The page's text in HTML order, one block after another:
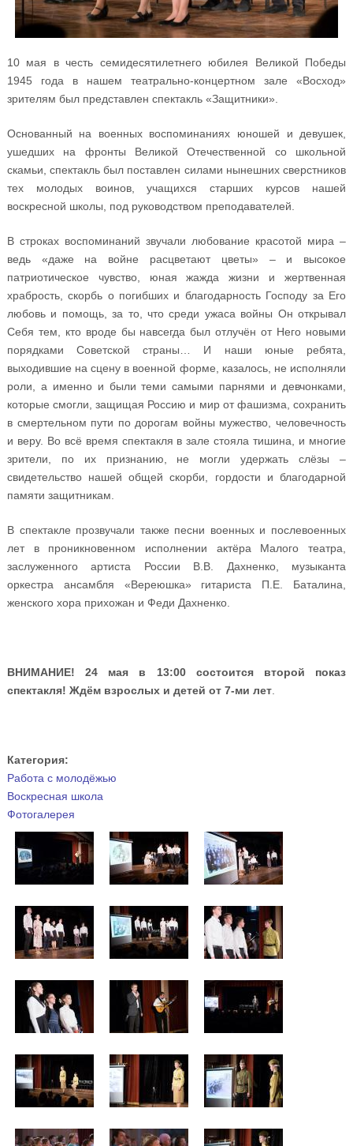
10 мая в честь семидесятилетнего юбилея Великой Победы
1945 года в нашем театрально-концертном зале «Восход»
зрителям был представлен спектакль «Защитники».
Основанный на военных воспоминаниях юношей и девушек,
ушедших на фронты Великой Отечественной со школьной
скамьи, спектакль был поставлен силами нынешних сверстников
тех молодых воинов, учащихся старших курсов нашей
воскресной школы, под руководством преподавателей.
В строках воспоминаний звучали любование красотой мира –
ведь «даже на войне расцветают цветы» – и высокое
патриотическое чувство, юная жажда жизни и жертвенная
храбрость, скорбь о погибших и благодарность Господу за Его
любовь и помощь, за то, что среди ужаса войны Он открывал
Себя тем, кто вроде бы навсегда был отлучён от Него новыми
порядками Советской страны… И наши юные ребята,
выходившие на сцену в военной форме, казалось, не исполняли
роли, а именно и были теми самыми парнями и девчонками,
которые смогли, защищая Россию и мир от фашизма, сохранить
в смертельном пути по дорогам войны мужество, человечность
и веру. Во всё время спектакля в зале стояла тишина, и многие
зрители, по их признанию, не могли удержать слёзы –
свидетельство нашей общей скорби, гордости и благодарной
памяти защитникам.
В спектакле прозвучали также песни военных и послевоенных
лет в проникновенном исполнении актёра Малого театра,
заслуженного артиста России В.В. Дахненко, музыканта
оркестра ансамбля «Вереюшка» гитариста П.Е. Баталина,
женского хора прихожан и Феди Дахненко.
ВНИМАНИЕ! 24 мая в 13:00 состоится второй показ
спектакля! Ждём взрослых и детей от 7-ми лет.
Категория:
Работа с молодёжью
Воскресная школа
Фотогалерея